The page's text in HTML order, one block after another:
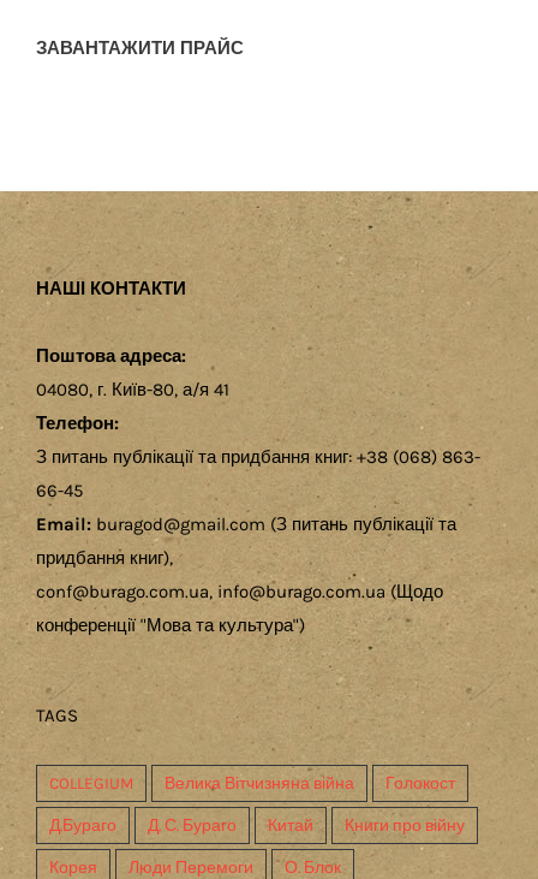
ЗАВАНТАЖИТИ ПРАЙС
НАШІ КОНТАКТИ
Поштова адреса:
04080, г. Київ-80, а/я 41
Телефон:
З питань публікації та придбання книг: +38 (068) 863-
66-45
Email: buragod@gmail.com (З питань публікації та
придбання книг),
conf@burago.com.ua, info@burago.com.ua (Щодо
конференції "Мова та культура")
TAGS
COLLEGIUM Велика Вітчизняна війна Голокост
Д.Бураго Д. С. Бураго Китай Книги про війну
Корея Люди Перемоги О. Блок